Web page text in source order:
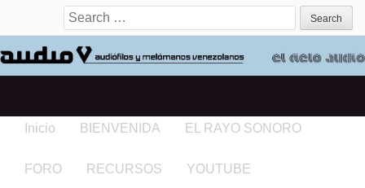
Search for:
Inicio BIENVENIDA EL RAYO SONORO
FORO RECURSOS YOUTUBE